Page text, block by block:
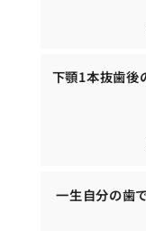
下顎1本抜歯後
一生自分の歯